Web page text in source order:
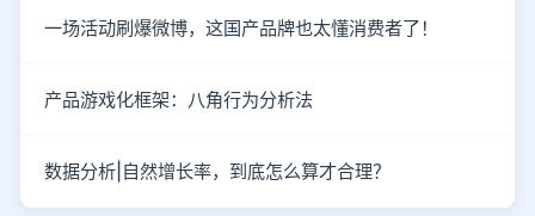
一场活动刷爆微博，这国产品牌也太懂消费者了！
产品游戏化框架：八角行为分析法
数据分析|自然增长率，到底怎么算才合理？